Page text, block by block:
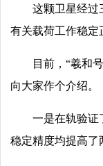
这颗卫星经过
有关载荷工作稳定
目前，“羲和
向大家作个介绍。
一是在轨验证
稳定精度均提高了